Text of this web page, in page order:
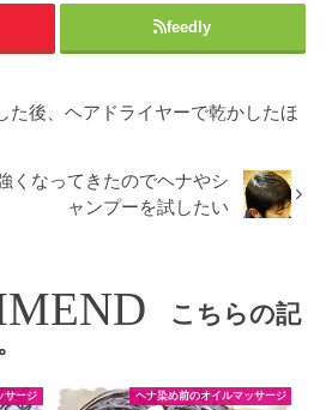
feedly
た後、ヘアドライヤーで乾かしたほ
くなってきたのでヘナやシ
ャンプーを試したい
こちらの記
サージ ヘナ染め前のオイルマッサージ